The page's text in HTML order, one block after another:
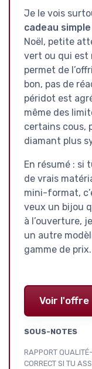
Je le vois
cadeau
Noël, petite
vert ou qui est
permet de
bon, pas de
péridot est
même des
certains cous,
diamant plus
En résumé : si
de vrais
mini-format,
veux un bijou
à l’ouverture,
un autre
gamme de prix.
Voir l'offre
SOUS-NOTES
RAPPORT
CORRECT SI TU